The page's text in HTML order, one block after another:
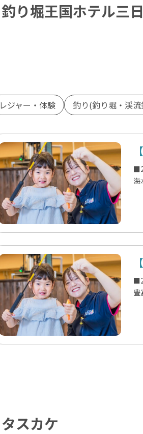
乗り物
各国料理
松戸・柏・野田
勝浦・鴨川
館山・南房総
雨の日でもOK
釣り堀王国ホテル三
レジャー・体験 釣り(釣り堀・渓
海
豊
タスカケ